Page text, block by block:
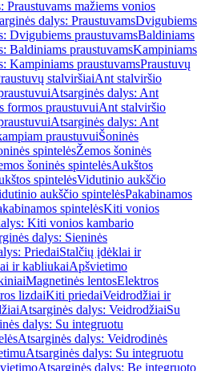
Praustuvams mažiems vonios
dalys: PraustuvamsDvigubiems
Dvigubiems praustuvamsBaldiniams
Baldiniams praustuvamsKampiniams
Kampiniams praustuvamsPraustuvų
stalviršiaiAnt stalviršio
Atsarginės dalys: Ant
formos praustuvuiAnt stalviršio
Atsarginės dalys: Ant
praustuvuiŠoninės
spintelėsŽemos šoninės
šoninės spintelėsAukštos
spintelėsVidutinio aukščio
aukščio spintelėsPakabinamos
spintelėsKiti vonios
Kiti vonios kambario
dalys: Sieninės
PriedaiStalčių įdėklai ir
ir kabliukaiApšvietimo
Magnetinės lentosElektros
lizdaiKiti priedaiVeidrodžiai ir
Atsarginės dalys: VeidrodžiaiSu
dalys: Su integruotu
Atsarginės dalys: Veidrodinės
Atsarginės dalys: Su integruotu
Atsarginės dalys: Be integruoto